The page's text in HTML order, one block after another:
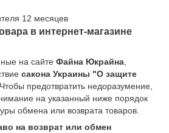
12 месяцев
в интернет-магазине
на сайте Файна Юкрайна,
cакона Украины "О защите
предотвратить недоразумение,
на указанный ниже порядок
обмена или возврата товаров.
на возврат или обмен